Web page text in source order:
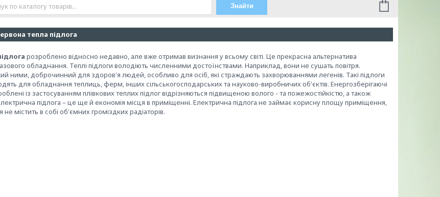
Знайти
тепла підлога
розроблено відносно недавно, але вже отримав визнання у всьому світі. Це прекрасна альтернатива
обладнання. Теплі підлоги володіють численними достоїнствами. Наприклад, вони не сушать повітря.
ними, доброчинний для здоров'я людей, особливо для осіб, які страждають захворюваннями легенів. Такі підлоги
для обладнання теплиць, ферм, інших сільськогосподарських та науково-виробничих об'єктів. Енергозберігаючі
із застосуванням плівкових теплих підлог відрізняються підвищеною волого - та пожежостійкістю, а також
підлога – це ще й економія місця в приміщенні. Електрична підлога не займає корисну площу приміщення,
містить в собі об'ємних громіздких радіаторів.